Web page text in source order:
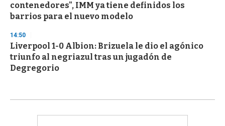
contenedores", IMM ya tiene definidos los
barrios para el nuevo modelo
14:50
Liverpool 1-0 Albion: Brizuela le dio el agónico
triunfo al negriazul tras un jugadón de
Degregorio